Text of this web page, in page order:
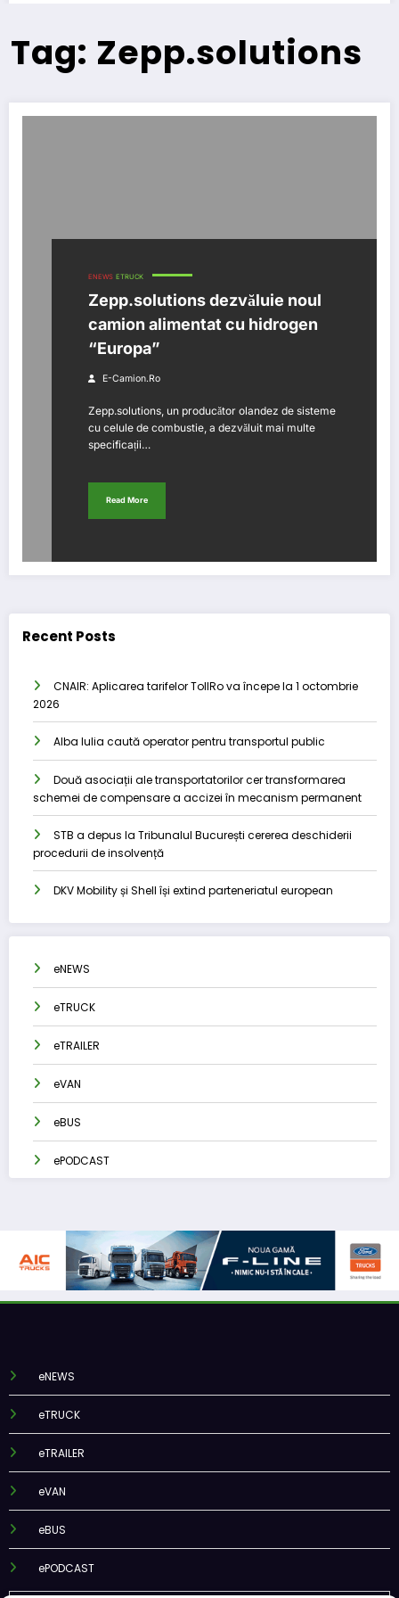
Tag: Zepp.solutions
ENEWS ETRUCK
Zepp.solutions dezvăluie noul
camion alimentat cu hidrogen
“Europa”
E-Camion.ro
Zepp.solutions, un producător olandez de sisteme
cu celule de combustie, a dezvăluit mai multe
specificații…
Read More
Recent Posts
CNAIR: Aplicarea tarifelor TollRo va începe la 1 octombrie
2026
Alba Iulia caută operator pentru transportul public
Două asociații ale transportatorilor cer transformarea
schemei de compensare a accizei în mecanism permanent
STB a depus la Tribunalul București cererea deschiderii
procedurii de insolvență
DKV Mobility și Shell își extind parteneriatul european
eNEWS
eTRUCK
eTRAILER
eVAN
eBUS
ePODCAST
eNEWS
eTRUCK
eTRAILER
eVAN
eBUS
ePODCAST